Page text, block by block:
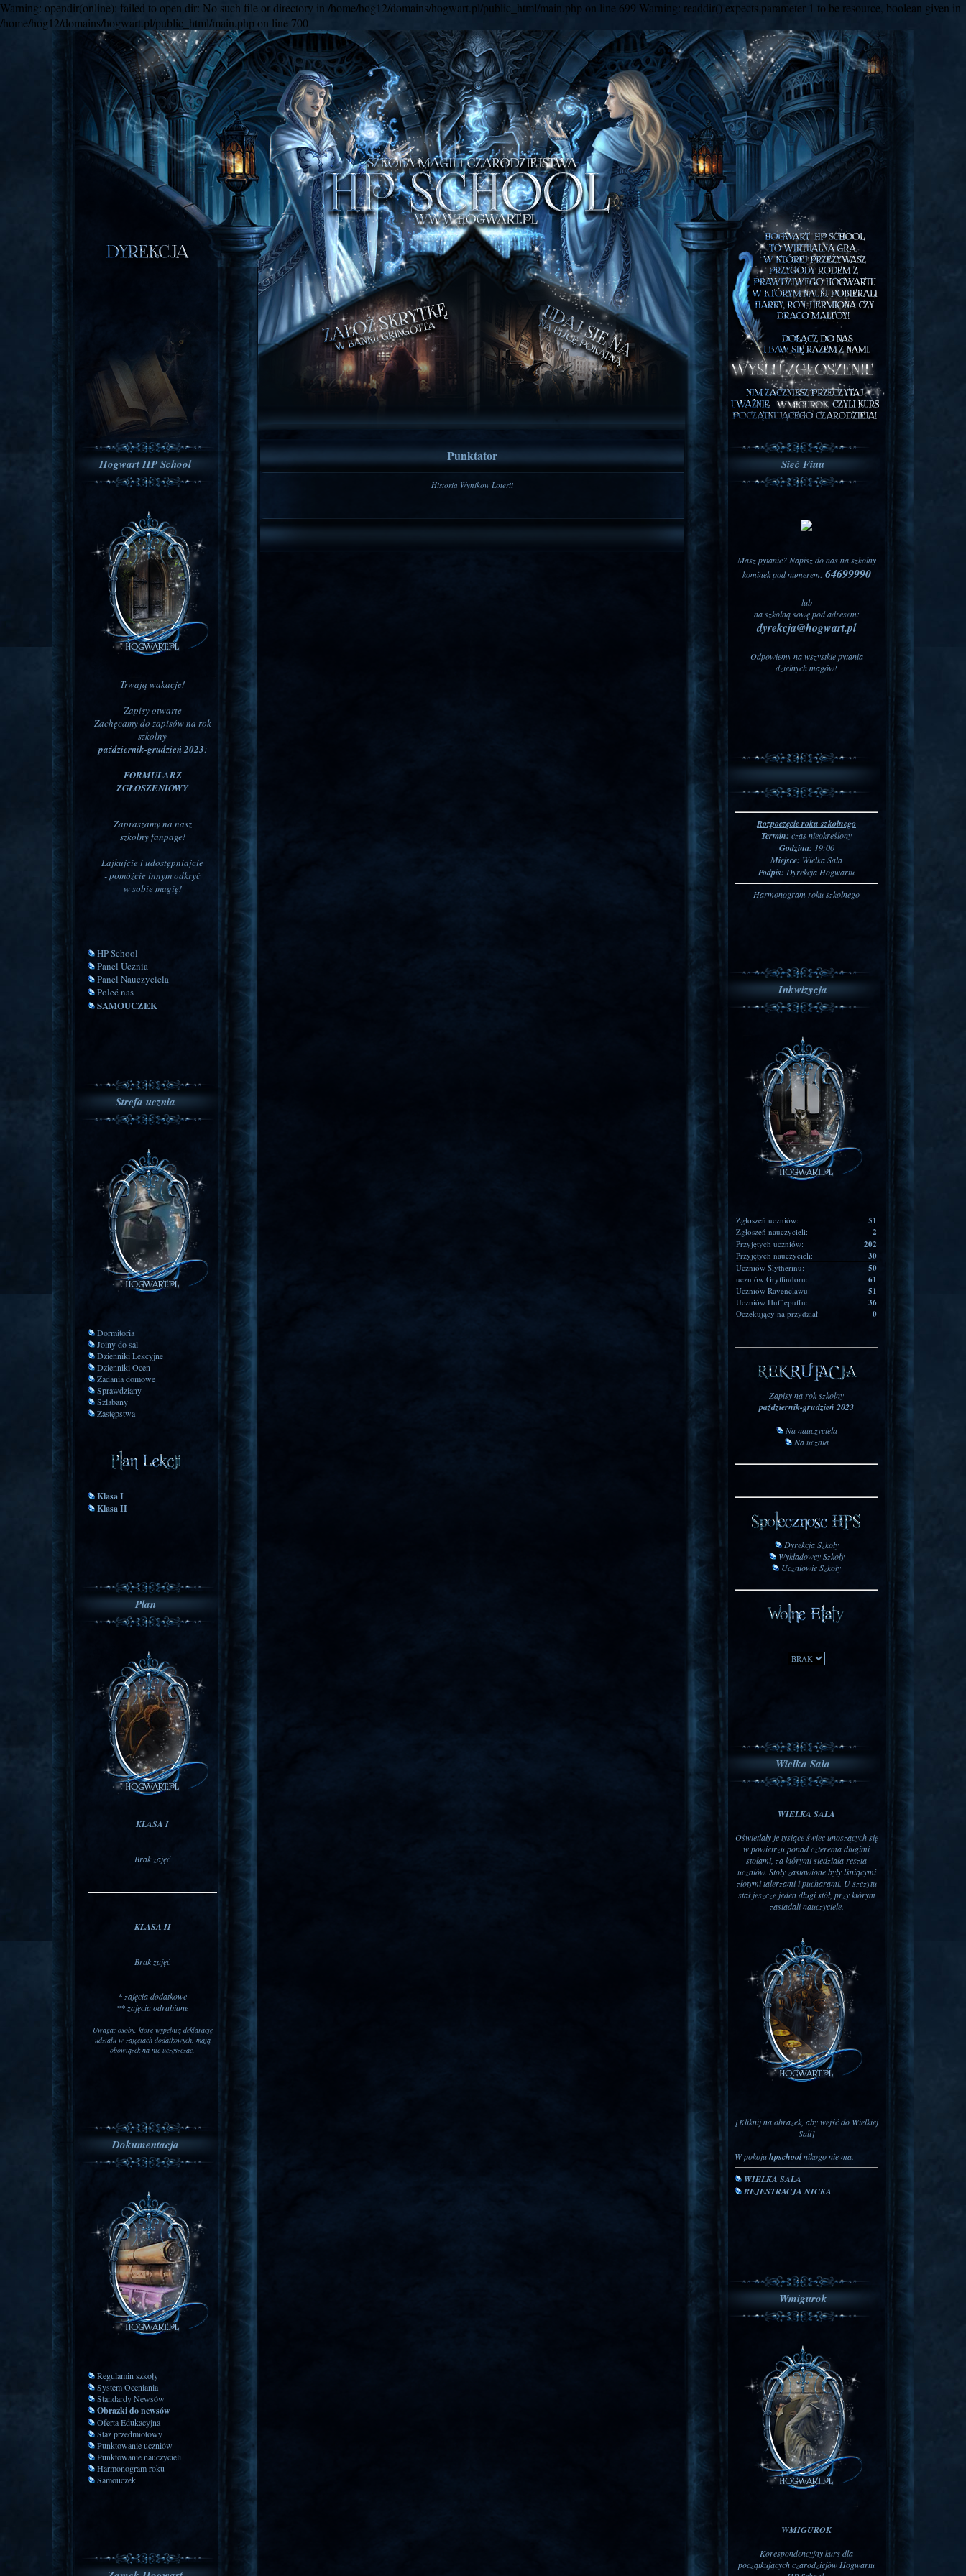
Warning: opendir(online): failed to open dir: No such file or directory in /home/hog12/domains/hogwart.pl/public_html/main.php on line 699 Warning: readdir() expects parameter 1 to be resource, boolean given in
/home/hog12/domains/hogwart.pl/public_html/main.php on line 700
Hogwart HP School
Trwają wakacje!
Zapisy otwarte
Zachęcamy do zapisów na rok
szkolny
październik-grudzień 2023:
FORMULARZ
ZGŁOSZENIOWY
Zapraszamy na nasz
szkolny fanpage!
Lajkujcie i udostępniajcie
- pomóżcie innym odkryć
w sobie magię!
HP School
Panel Ucznia
Panel Nauczyciela
Poleć nas
SAMOUCZEK
Strefa ucznia
Dormitoria
Joiny do sal
Dzienniki Lekcyjne
Dzienniki Ocen
Zadania domowe
Sprawdziany
Szlabany
Zastępstwa
Klasa I
Klasa II
Plan
KLASA I
Brak zajęć
KLASA II
Brak zajęć
* zajęcia dodatkowe
** zajęcia odrabiane
Uwaga: osoby, które wypełnią deklarację
udziału w zajęciach dodatkowych, mają
obowiązek na nie uczęszczać.
Dokumentacja
Regulamin szkoły
System Oceniania
Standardy Newsów
Obrazki do newsów
Oferta Edukacyjna
Staż przedmiotowy
Punktowanie uczniów
Punktowanie nauczycieli
Harmonogram roku
Samouczek
Punktator
Historia Wynikow Loterii
Sieć Fiuu
Masz pytanie? Napisz do nas na szkolny
kominek pod numerem: 64699990
lub
na szkolną sowę pod adresem:
dyrekcja@hogwart.pl
Odpowiemy na wszystkie pytania
dzielnych magów!
Rozpoczęcie roku szkolnego
Termin: czas nieokreślony
Godzina: 19:00
Miejsce: Wielka Sala
Podpis: Dyrekcja Hogwartu
Harmonogram roku szkolnego
Inkwizycja
Zgłoszeń uczniów: 51
Zgłoszeń nauczycieli: 2
Przyjętych uczniów: 202
Przyjętych nauczycieli: 30
Uczniów Slytherinu: 50
uczniów Gryffindoru: 61
Uczniów Ravenclawu: 51
Uczniów Hufflepuffu: 36
Oczekujący na przydział: 0
Zapisy na rok szkolny
październik-grudzień 2023
Na nauczyciela
Na ucznia
Dyrekcja Szkoły
Wykładowcy Szkoły
Uczniowie Szkoły
Wielka Sala
WIELKA SALA
Oświetlały je tysiące świec unoszących się
w powietrzu ponad czterema długimi
stołami, za którymi siedziała reszta
uczniów. Stoły zastawione były lśniącymi
złotymi talerzami i pucharami. U szczytu
stał jeszcze jeden długi stół, przy którym
zasiadali nauczyciele.
[Kliknij na obrazek, aby wejść do Wielkiej
Sali]
W pokojuhpschoolnikogo nie ma.
WIELKA SALA
REJESTRACJA NICKA
Wmigurok
WMIGUROK
Korespondencyjny kurs dla
początkujących czarodziejów Hogwartu